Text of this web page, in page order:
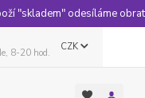
"skladem" odesíláme
CZK
8-20 hod.